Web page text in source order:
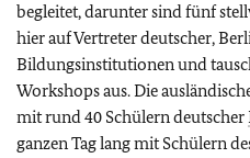
begleitet, darunter sind fünf
hier auf Vertreter deutscher,
Bildungsinstitutionen und
Workshops aus. Die
mit rund 40 Schülern deutscher
ganzen Tag lang mit Schülern